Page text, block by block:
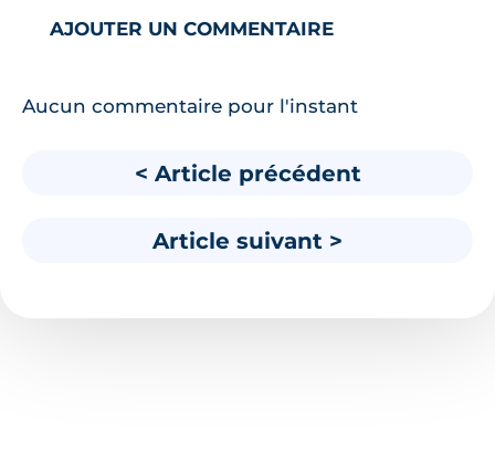
AJOUTER UN COMMENTAIRE
Aucun commentaire pour l'instant
< Article précédent
Article suivant >